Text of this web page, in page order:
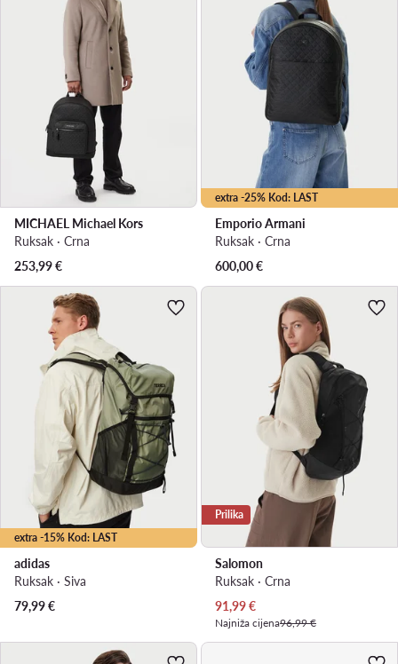
MICHAEL Michael Kors
Ruksak · Crna
253,99€
extra -25% Kod: LAST
Emporio Armani
Ruksak · Crna
600,00€
extra -15% Kod: LAST
adidas
Ruksak · Siva
79,99€
Prilika
Salomon
Ruksak · Crna
Trenutna cijena
91,99€
Najniža cijena96,99 €